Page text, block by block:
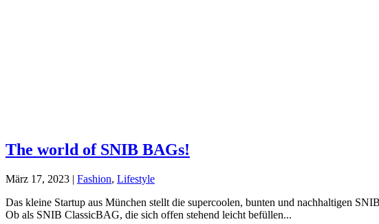
The world of SNIB BAGs!
März 17, 2023 | Fashion, Lifestyle
Das kleine Startup aus München stellt die supercoolen, bunten und nachhaltigen
Ob als SNIB ClassicBAG, die sich offen stehend leicht befüllen...